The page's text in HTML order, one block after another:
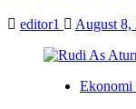
editor1 August 8,
Ekonomi